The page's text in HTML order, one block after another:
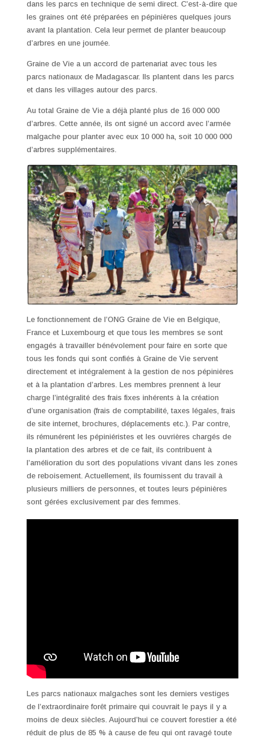
dans les parcs en technique de semi direct. C’est-à-dire que
les graines ont été préparées en pépinières quelques jours
avant la plantation. Cela leur permet de planter beaucoup
d’arbres en une journée.
Graine de Vie a un accord de partenariat avec tous les
parcs nationaux de Madagascar. Ils plantent dans les parcs
et dans les villages autour des parcs.
Au total Graine de Vie a déjà planté plus de 16 000 000
d’arbres. Cette année, ils ont signé un accord avec l’armée
malgache pour planter avec eux 10 000 ha, soit 10 000 000
d’arbres supplémentaires.
Le fonctionnement de l’ONG Graine de Vie en Belgique,
France et Luxembourg et que tous les membres se sont
engagés à travailler bénévolement pour faire en sorte que
tous les fonds qui sont confiés à Graine de Vie servent
directement et intégralement à la gestion de nos pépinières
et à la plantation d’arbres. Les membres prennent à leur
charge l’intégralité des frais fixes inhérents à la création
d’une organisation (frais de comptabilité, taxes légales, frais
de site internet, brochures, déplacements etc.). Par contre,
ils rémunérent les pépiniéristes et les ouvrières chargés de
la plantation des arbres et de ce fait, ils contribuent à
l’amélioration du sort des populations vivant dans les zones
de reboisement. Actuellement, ils fournissent du travail à
plusieurs milliers de personnes, et toutes leurs pépinières
sont gérées exclusivement par des femmes.
Les parcs nationaux malgaches sont les derniers vestiges
de l’extraordinaire forêt primaire qui couvrait le pays il y a
moins de deux siècles. Aujourd’hui ce couvert forestier a été
réduit de plus de 85 % à cause de feu qui ont ravagé toute